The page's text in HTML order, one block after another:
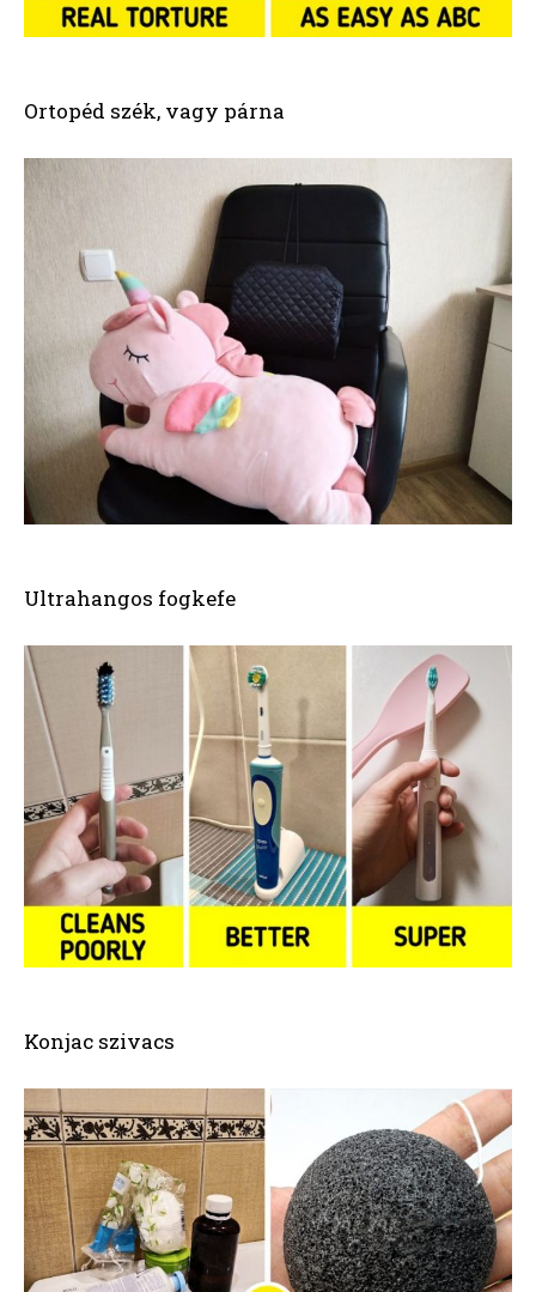
Ortopéd szék, vagy párna
Ultrahangos fogkefe
Konjac szivacs